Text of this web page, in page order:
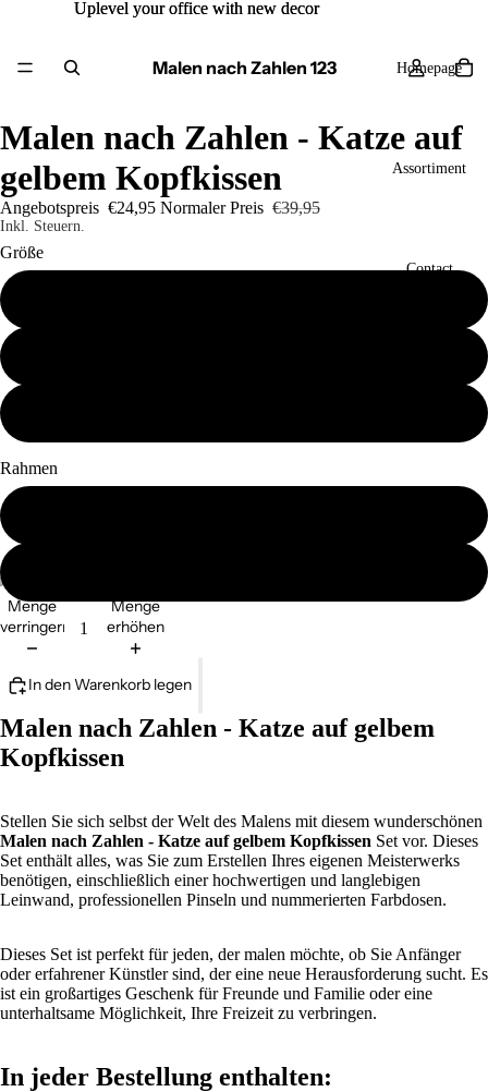
Uplevel your office with new decor
Uplevel your office with new decor
Malen nach Zahlen 123 Homepage
Assortiment
Contact
Malen nach Zahlen - Katze auf
gelbem Kopfkissen
Angebotspreis €24,95 Normaler Preis €39,95
Inkl. Steuern.
Größe
Rahmen
Menge
verringern
Menge
erhöhen
In den Warenkorb legen
Malen nach Zahlen - Katze auf gelbem
Kopfkissen
Stellen Sie sich selbst der Welt des Malens mit diesem wunderschönen
Malen nach Zahlen - Katze auf gelbem Kopfkissen Set vor. Dieses
Set enthält alles, was Sie zum Erstellen Ihres eigenen Meisterwerks
benötigen, einschließlich einer hochwertigen und langlebigen
Leinwand, professionellen Pinseln und nummerierten Farbdosen.
Dieses Set ist perfekt für jeden, der malen möchte, ob Sie Anfänger
oder erfahrener Künstler sind, der eine neue Herausforderung sucht. Es
ist ein großartiges Geschenk für Freunde und Familie oder eine
unterhaltsame Möglichkeit, Ihre Freizeit zu verbringen.
In jeder Bestellung enthalten: